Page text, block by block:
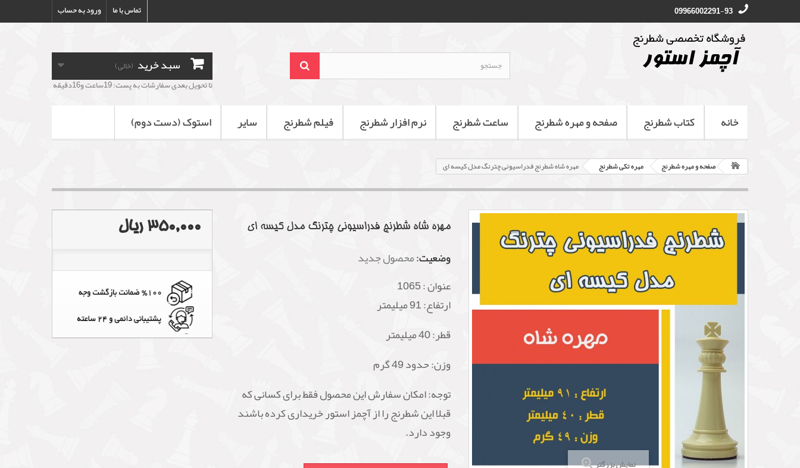
ورود به حساب تماس با ما 09966002291-93
سبد خرید (خالی)
تا تحویل بعدی سفارشات به پست: 19ساعت و16دقیقه
خانه کتاب شطرنج صفحه و مهره شطرنج ساعت شطرنج نرم افزار شطرنج فیلم شطرنج سایر استوک (دست دوم)
صفحه و مهره شطرنج مهره تکی شطرنج مهره شاه شطرنج فدراسیونی چترنگ مدل کیسه ای
نمایش بزرگتر
مهره شاه شطرنج فدراسیونی چترنگ مدل کیسه ای
وضعیت:محصول جدید
عنوان :1065
ارتفاع: 91 میلیمتر
قطر: 40 میلیمتر
وزن: حدود 49 گرم
توجه: امکان سفارش این محصول فقط برای کسانی که
قبلا این شطرنج را از آچمز استور خریداری کرده باشند
وجود دارد.
350,000 ریال